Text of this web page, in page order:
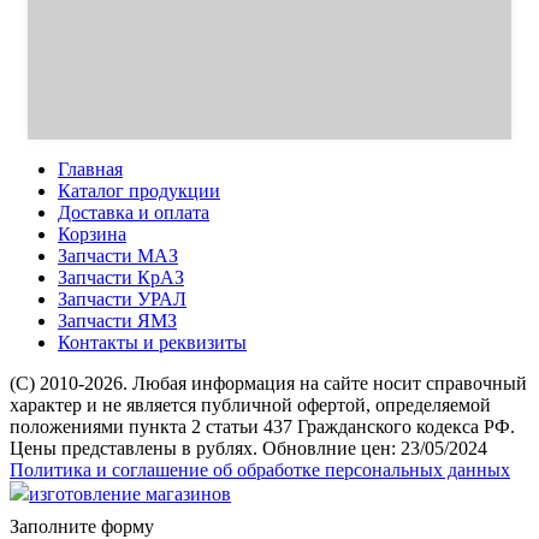
Главная
Каталог продукции
Доставка и оплата
Корзина
Запчасти МАЗ
Запчасти КрАЗ
Запчасти УРАЛ
Запчасти ЯМЗ
Контакты и реквизиты
(C) 2010-2026. Любая информация на сайте носит справочный
характер и не является публичной офертой, определяемой
положениями пункта 2 статьи 437 Гражданского кодекса РФ.
Цены представлены в рублях. Обновлние цен: 23/05/2024
Политика и соглашение об обработке персональных данных
изготовление магазинов
Заполните форму